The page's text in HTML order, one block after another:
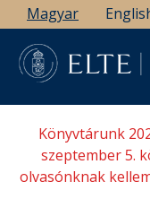
Ugrás
a
tartalomra
Magyar
Könyvtárunk
szeptember 5.
olvasónknak